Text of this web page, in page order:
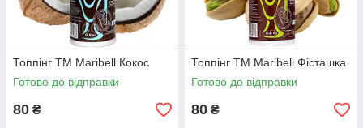
Топпінг ТМ Maribell Кокос
Готово до відправки
80 ₴
Топпінг ТМ Maribell Фісташка
Готово до відправки
80 ₴